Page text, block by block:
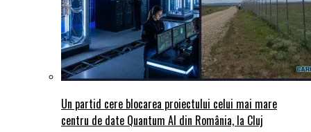
Un partid cere blocarea proiectului celui mai mare
centru de date Quantum AI din România, la Cluj